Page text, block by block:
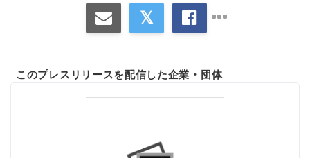
このプレスリリースを配信した企業・団体